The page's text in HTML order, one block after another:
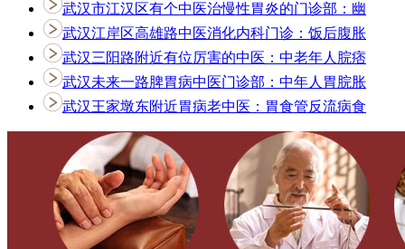
武汉市江汉区有个中医治慢性胃炎的门诊部：幽
武汉江岸区高雄路中医消化内科门诊：饭后腹胀
武汉三阳路附近有位厉害的中医：中老年人脘痞
武汉未来一路脾胃病中医门诊部：中年人胃脘胀
武汉王家墩东附近胃病老中医：胃食管反流病食